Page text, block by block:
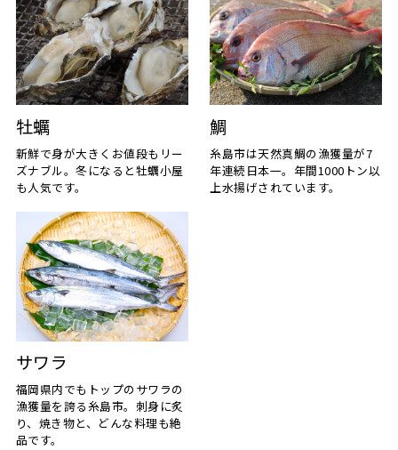
牡蠣
新鮮で身が大きくお値段もリー
ズナブル。冬になると牡蠣小屋
も人気です。
鯛
糸島市は天然真鯛の漁獲量が7
年連続日本一。年間1000トン以
上水揚げされています。
サワラ
福岡県内でもトップのサワラの
漁獲量を誇る糸島市。刺身に炙
り、焼き物と、どんな料理も絶
品です。